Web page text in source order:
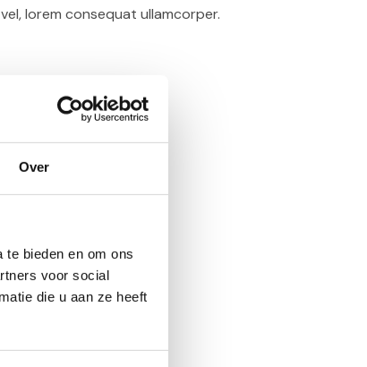
Over
bieden en om ons
voor social
die u aan ze heeft
lorem consequat ullamcorper.